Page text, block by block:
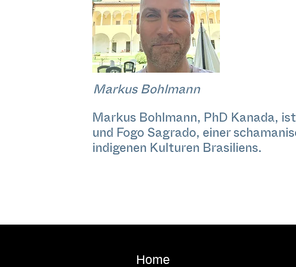
Markus Bohlmann
Markus Bohlmann, PhD Kanada,
und Fogo Sagrado, einer
indigenen Kulturen Brasiliens.
Home